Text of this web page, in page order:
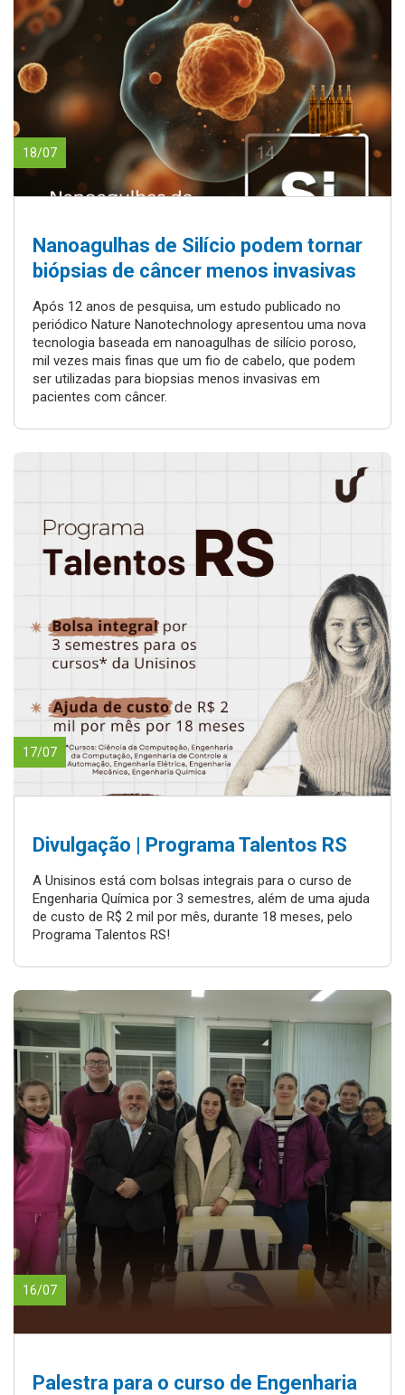
18/07
Nanoagulhas de Silício podem tornar
biópsias de câncer menos invasivas
Após 12 anos de pesquisa, um estudo publicado no
periódico Nature Nanotechnology apresentou uma nova
tecnologia baseada em nanoagulhas de silício poroso,
mil vezes mais finas que um fio de cabelo, que podem
ser utilizadas para biopsias menos invasivas em
pacientes com câncer.
17/07
Divulgação | Programa Talentos RS
A Unisinos está com bolsas integrais para o curso de
Engenharia Química por 3 semestres, além de uma ajuda
de custo de R$ 2 mil por mês, durante 18 meses, pelo
Programa Talentos RS!
16/07
Palestra para o curso de Engenharia